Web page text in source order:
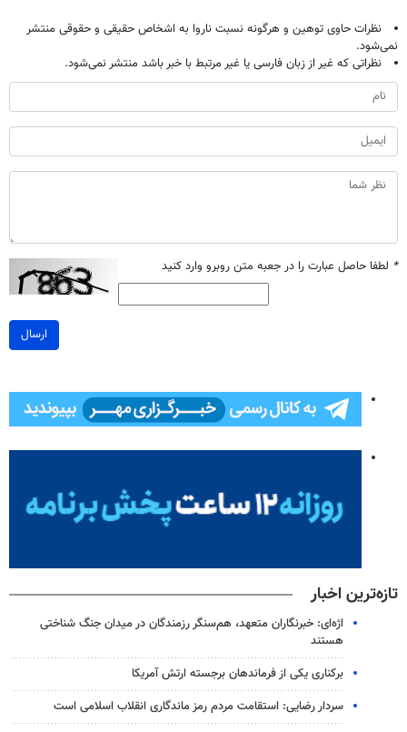
نظرات حاوی توهین و هرگونه نسبت ناروا به اشخاص حقیقی و حقوقی منتشر
نمی‌شود.
نظراتی که غیر از زبان فارسی یا غیر مرتبط با خبر باشد منتشر نمی‌شود.
* لطفا حاصل عبارت را در جعبه متن روبرو وارد کنید
ارسال
تازه‌ترین اخبار
اژه‌ای: خبرنگاران متعهد، هم‌سنگر رزمندگان در میدان جنگ شناختی
هستند
برکناری یکی از فرماندهان برجسته ارتش آمریکا
سردار رضایی: استقامت مردم رمز ماندگاری انقلاب اسلامی است